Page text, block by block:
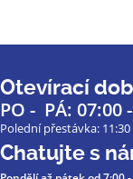
Otevírací
PO - PÁ: 07:00
Polední přestávka:
Chatujte s